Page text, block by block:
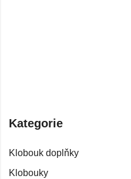
Kategorie
Klobouk doplňky
Klobouky